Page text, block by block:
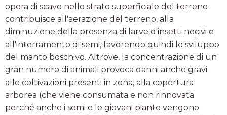
opera di scavo nello strato superficiale del terreno
contribuisce all'aerazione del terreno, alla
diminuzione della presenza di larve d'insetti nocivi e
all'interramento di semi, favorendo quindi lo sviluppo
del manto boschivo. Altrove, la concentrazione di un
gran numero di animali provoca danni anche gravi
alle coltivazioni presenti in zona, alla copertura
arborea (che viene consumata e non rinnovata
perché anche i semi e le giovani piante vengono